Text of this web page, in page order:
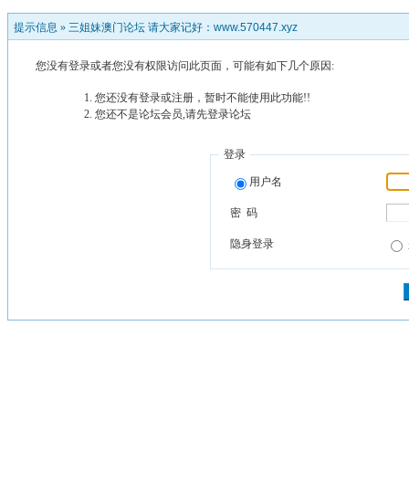
提示信息 » 三姐妹澳门论坛 请大家记好：www.570447.xyz
您没有登录或者您没有权限访问此页面，可能有如下几个原因:
您还没有登录或注册，暂时不能使用此功能!!
您还不是论坛会员,请先登录论坛
登录
用户名
密 码
隐身登录